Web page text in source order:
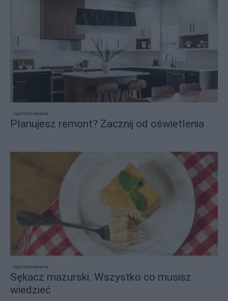
sponsorowane
Planujesz remont? Zacznij od oświetlenia
sponsorowane
Sękacz mazurski. Wszystko co musisz
wiedzieć